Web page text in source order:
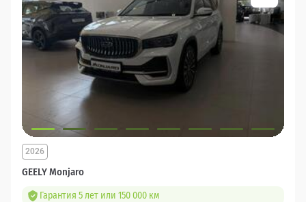
GEELY Monjaro
2026
Гарантия 5 лет или 150 000 км